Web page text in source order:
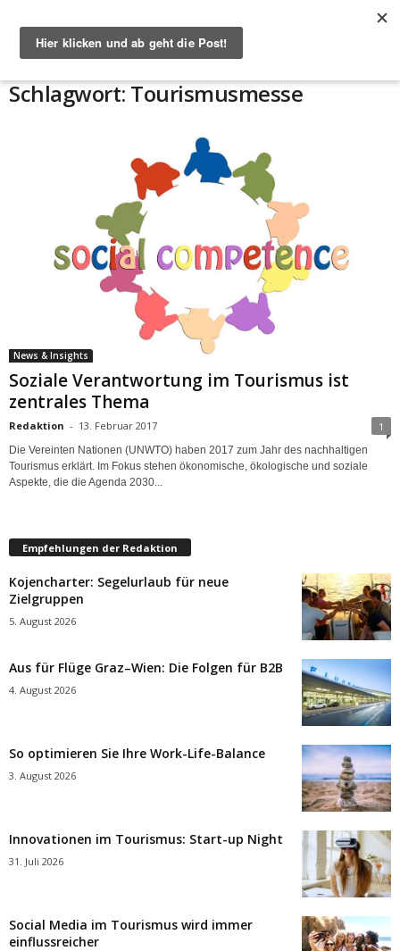
Schlagwort: Tourismusmesse
News & Insights
Soziale Verantwortung im Tourismus ist
zentrales Thema
Redaktion - 13. Februar 2017 1
Die Vereinten Nationen (UNWTO) haben 2017 zum Jahr des nachhaltigen
Tourismus erklärt. Im Fokus stehen ökonomische, ökologische und soziale
Aspekte, die die Agenda 2030...
Empfehlungen der Redaktion
Kojencharter: Segelurlaub für neue
Zielgruppen
5. August 2026
Aus für Flüge Graz–Wien: Die Folgen für B2B
4. August 2026
So optimieren Sie Ihre Work-Life-Balance
3. August 2026
Innovationen im Tourismus: Start-up Night
31. Juli 2026
Social Media im Tourismus wird immer
einflussreicher